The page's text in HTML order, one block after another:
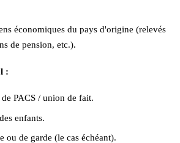
économiques du pays d'origine (relevés
de pension, etc.).
:
PACS / union de fait.
enfants.
ou de garde (le cas échéant).